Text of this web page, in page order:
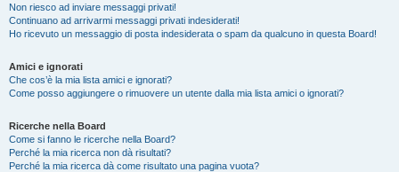
Non riesco ad inviare messaggi privati!
Continuano ad arrivarmi messaggi privati indesiderati!
Ho ricevuto un messaggio di posta indesiderata o spam da qualcuno in questa Board!
Amici e ignorati
Che cos’è la mia lista amici e ignorati?
Come posso aggiungere o rimuovere un utente dalla mia lista amici o ignorati?
Ricerche nella Board
Come si fanno le ricerche nella Board?
Perché la mia ricerca non dà risultati?
Perché la mia ricerca dà come risultato una pagina vuota?